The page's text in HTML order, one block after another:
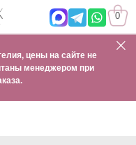
0
цены на сайте не
менеджером при